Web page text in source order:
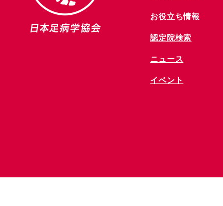
お役立ち情報
​認定院検索
ニュース
​イベント